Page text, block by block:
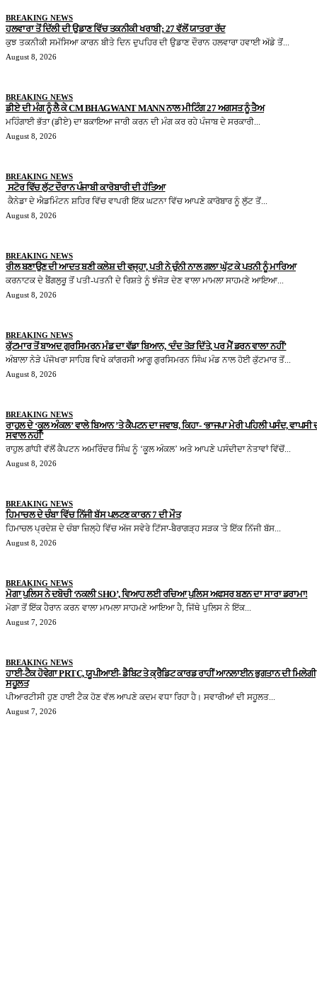
BREAKING NEWS
ਹਲਵਾਰਾ ਤੋਂ ਦਿੱਲੀ ਦੀ ਉਡਾਣ ਵਿੱਚ ਤਕਨੀਕੀ ਖਰਾਬੀ; 27 ਵੱਲੋਂ ਯਾਤਰਾ ਰੱਦ
ਕੁਝ ਤਕਨੀਕੀ ਸਮੱਸਿਆ ਕਾਰਨ ਬੀਤੇ ਦਿਨ ਦੁਪਹਿਰ ਦੀ ਉਡਾਣ ਦੌਰਾਨ ਹਲਵਾਰਾ ਹਵਾਈ ਅੱਡੇ ਤੋਂ...
August 8, 2026
BREAKING NEWS
ਡੀਏ ਦੀ ਮੰਗ ਨੂੰ ਲੈ ਕੇ CM BHAGWANT MANN ਨਾਲ ਮੀਟਿੰਗ 27 ਅਗਸਤ ਨੂੰ ਤੈਅ
ਮਹਿੰਗਾਈ ਭੱਤਾ (ਡੀਏ) ਦਾ ਬਕਾਇਆ ਜਾਰੀ ਕਰਨ ਦੀ ਮੰਗ ਕਰ ਰਹੇ ਪੰਜਾਬ ਦੇ ਸਰਕਾਰੀ...
August 8, 2026
BREAKING NEWS
ਸਟੋਰ ਵਿੱਚ ਲੁੱਟ ਦੌਰਾਨ ਪੰਜਾਬੀ ਕਾਰੋਬਾਰੀ ਦੀ ਹੱਤਿਆ
ਕੈਨੇਡਾ ਦੇ ਐਡਮਿੰਟਨ ਸ਼ਹਿਰ ਵਿੱਚ ਵਾਪਰੀ ਇੱਕ ਘਟਨਾ ਵਿੱਚ ਆਪਣੇ ਕਾਰੋਬਾਰ ਨੂੰ ਲੁੱਟ ਤੋਂ...
August 8, 2026
BREAKING NEWS
ਰੀਲ ਬਣਾਉਣ ਦੀ ਆਦਤ ਬਣੀ ਕਲੇਸ਼ ਦੀ ਵਜ੍ਹਾ, ਪਤੀ ਨੇ ਚੁੰਨੀ ਨਾਲ ਗਲਾ ਘੁੱਟ ਕੇ ਪਤਨੀ ਨੂੰ ਮਾਰਿਆ
ਕਰਨਾਟਕ ਦੇ ਬੈਂਗਲੁਰੂ ਤੋਂ ਪਤੀ-ਪਤਨੀ ਦੇ ਰਿਸ਼ਤੇ ਨੂੰ ਝੰਜੋੜ ਦੇਣ ਵਾਲਾ ਮਾਮਲਾ ਸਾਹਮਣੇ ਆਇਆ...
August 8, 2026
BREAKING NEWS
ਕੁੱਟਮਾਰ ਤੋਂ ਬਾਅਦ ਗੁਰਸਿਮਰਨ ਮੰਡ ਦਾ ਵੱਡਾ ਬਿਆਨ, ‘ਦੰਦ ਤੋੜ ਦਿੱਤੇ, ਪਰ ਮੈਂ ਡਰਨ ਵਾਲਾ ਨਹੀਂ’
ਅੰਬਾਲਾ ਨੇੜੇ ਪੰਜੋਖਰਾ ਸਾਹਿਬ ਵਿਖੇ ਕਾਂਗਰਸੀ ਆਗੂ ਗੁਰਸਿਮਰਨ ਸਿੰਘ ਮੰਡ ਨਾਲ ਹੋਈ ਕੁੱਟਮਾਰ ਤੋਂ...
August 8, 2026
BREAKING NEWS
ਰਾਹੁਲ ਦੇ ‘ਕੂਲ ਅੰਕਲ’ ਵਾਲੇ ਬਿਆਨ ’ਤੇ ਕੈਪਟਨ ਦਾ ਜਵਾਬ, ਕਿਹਾ- ‘ਭਾਜਪਾ ਮੇਰੀ ਪਹਿਲੀ ਪਸੰਦ, ਵਾਪਸੀ
ਸਵਾਲ ਨਹੀਂ’
ਰਾਹੁਲ ਗਾਂਧੀ ਵੱਲੋਂ ਕੈਪਟਨ ਅਮਰਿੰਦਰ ਸਿੰਘ ਨੂੰ ‘ਕੂਲ ਅੰਕਲ’ ਅਤੇ ਆਪਣੇ ਪਸੰਦੀਦਾ ਨੇਤਾਵਾਂ ਵਿੱਚੋਂ...
August 8, 2026
BREAKING NEWS
ਹਿਮਾਚਲ ਦੇ ਚੰਬਾ ਵਿੱਚ ਨਿੱਜੀ ਬੱਸ ਪਲਟਣ ਕਾਰਨ 7 ਦੀ ਮੌਤ
ਹਿਮਾਚਲ ਪ੍ਰਦੇਸ਼ ਦੇ ਚੰਬਾ ਜ਼ਿਲ੍ਹੇ ਵਿੱਚ ਅੱਜ ਸਵੇਰੇ ਟਿੱਸਾ-ਬੈਰਾਗੜ੍ਹ ਸੜਕ 'ਤੇ ਇੱਕ ਨਿੱਜੀ ਬੱਸ...
August 8, 2026
BREAKING NEWS
ਮੋਗਾ ਪੁਲਿਸ ਨੇ ਦਬੋਚੀ ‘ਨਕਲੀ SHO’, ਵਿਆਹ ਲਈ ਰਚਿਆ ਪੁਲਿਸ ਅਫਸਰ ਬਣਨ ਦਾ ਸਾਰਾ ਡਰਾਮਾ!
ਮੋਗਾ ਤੋਂ ਇੱਕ ਹੈਰਾਨ ਕਰਨ ਵਾਲਾ ਮਾਮਲਾ ਸਾਹਮਣੇ ਆਇਆ ਹੈ, ਜਿੱਥੇ ਪੁਲਿਸ ਨੇ ਇੱਕ...
August 7, 2026
BREAKING NEWS
ਹਾਈ-ਟੈਕ ਹੋਵੇਗਾ PRTC, ਯੂਪੀਆਈ- ਡੈਬਿਟ ਤੇ ਕ੍ਰੈਡਿਟ ਕਾਰਡ ਰਾਹੀਂ ਆਨਲਾਈਨ ਭੁਗਤਾਨ ਦੀ ਮਿਲੇਗੀ
ਸਹੂਲਤ
ਪੀਆਰਟੀਸੀ ਹੁਣ ਹਾਈ ਟੈਕ ਹੋਣ ਵੱਲ ਆਪਣੇ ਕਦਮ ਵਧਾ ਰਿਹਾ ਹੈ। ਸਵਾਰੀਆਂ ਦੀ ਸਹੂਲਤ...
August 7, 2026